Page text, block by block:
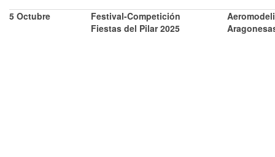
5 Octubre
Festival-Competición
Fiestas del Pilar 2025